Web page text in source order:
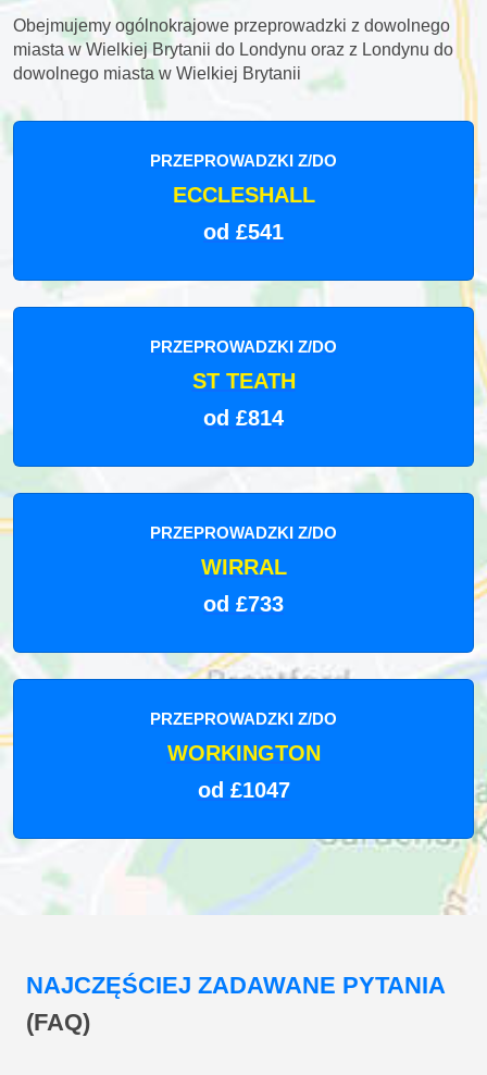
Obejmujemy ogólnokrajowe przeprowadzki z dowolnego
miasta w Wielkiej Brytanii do Londynu oraz z Londynu do
dowolnego miasta w Wielkiej Brytanii
PRZEPROWADZKI Z/DO
ECCLESHALL
od £541
PRZEPROWADZKI Z/DO
ST TEATH
od £814
PRZEPROWADZKI Z/DO
WIRRAL
od £733
PRZEPROWADZKI Z/DO
WORKINGTON
od £1047
NAJCZĘŚCIEJ ZADAWANE PYTANIA
(FAQ)